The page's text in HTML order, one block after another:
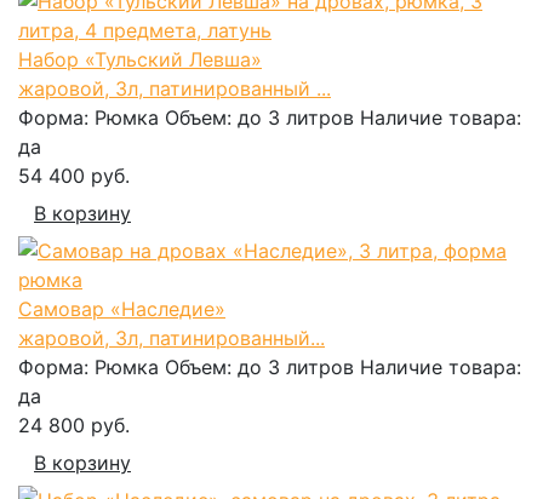
Набор «Тульский Левша»
жаровой, 3л, патинированный ...
Форма: Рюмка Объем: до 3 литров Наличие товара:
да
54 400 руб.
В корзину
Самовар «Наследие»
жаровой, 3л, патинированный...
Форма: Рюмка Объем: до 3 литров Наличие товара:
да
24 800 руб.
В корзину